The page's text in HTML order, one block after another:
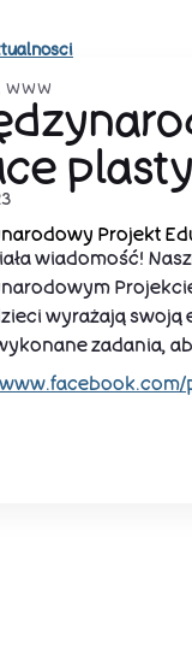
WWW
Projekt
wiadomość!
wyrażają
zadania,